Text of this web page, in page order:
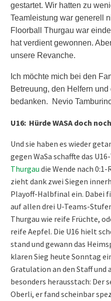
gestartet. Wir hatten zu
Teamleistung war generell
Floorball Thurgau war
hat verdient gewonnen.
unsere Revanche.
Ich möchte mich bei den
Betreuung, den Helfern
bedanken.
Nevio
U16: Hürde WASA doch
Und sie haben es wieder
gegen WaSa schaffte das
Thurgau die Wende nach
zieht dank zwei Siegen
Playoff-Halbfinal ein. Dabei
auf allen drei U-Teams-
Thurgau wie reife Früchte,
reife Aepfel. Die U16 hielt
stand und gewann das
klaren Sieg heute Sonntag
Gratulation an den Staff und
besonders herausstach: Der
Oberli, er fand scheinbar